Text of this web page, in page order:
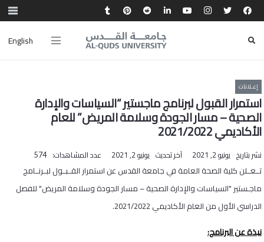
English
إعـلانات
استمرار القبول لبرنامج ماجستير “السياسات والإدارة
الصحية – مسار الجودة وسلامة المريض” للعام
الأكاديمي 2021/2022
نشر بتاريخ يونيو 2, 2021 آخر تحديث يونيو 2, 2021 عدد المشاهدات: 574
تــعــلن كلية الصحة العامة في جامعة القدس عن استمرار القــبــول لبــرنــامج
ماجـستير "السياسات والإدارة الصحية – مسار الجودة وسلامة المريض" للفصل
الدراسي الأول من العام الأكاديمي 2021/2022.
نبذة عن البرنامج: